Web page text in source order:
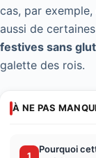
cas, par exemple,
aussi de certaines
festives sans
galette des rois.
À NE PAS
1
Pourquoi